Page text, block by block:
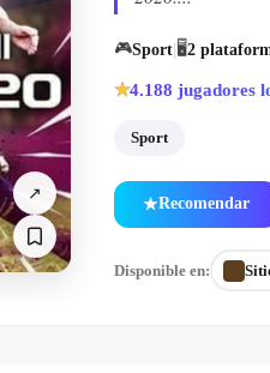
↗
🎮Sport 🖥2
★4.188 jugadores
Sport
★Recomendar
Disponible en: